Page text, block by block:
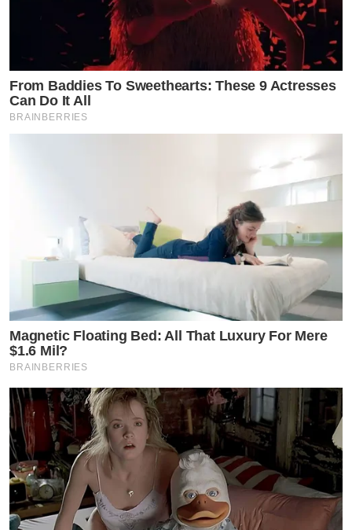
From Baddies To Sweethearts: These 9 Actresses
Can Do It All
BRAINBERRIES
Magnetic Floating Bed: All That Luxury For Mere
$1.6 Mil?
BRAINBERRIES